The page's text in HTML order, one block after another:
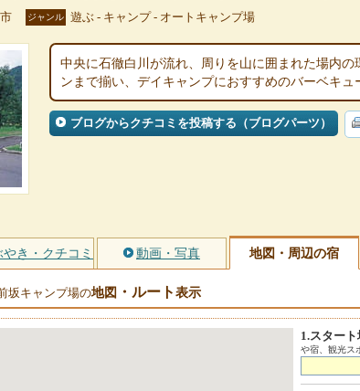
ジャンル 遊ぶ - キャンプ - オートキャンプ場
中央に石徹白川が流れ、周りを山に囲まれた場内
ンまで揃い、デイキャンプにおすすめのバーベキュ
ブログからクチコミを投稿する（ブログパーツ）
やき・クチコミ 動画・写真 地図・周辺の宿
坂キャンプ場の地図 ・ルート表示
1.スタート
や宿、観光ス